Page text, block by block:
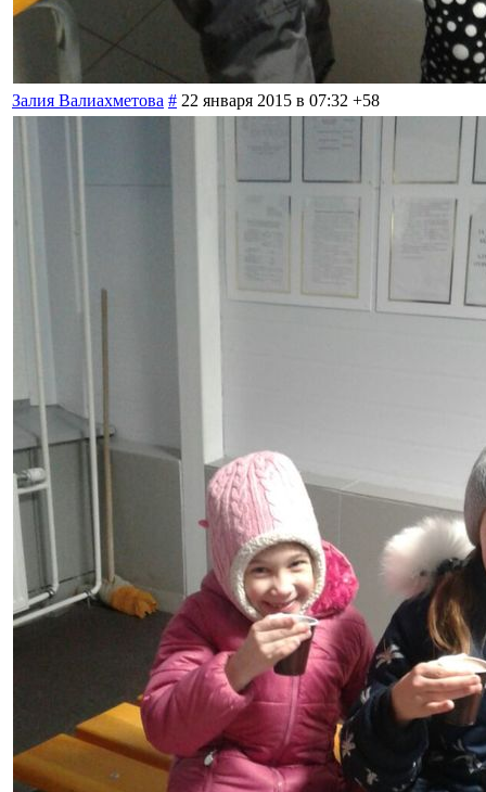
Залия Валиахметова # 22 января 2015 в 07:32 +58